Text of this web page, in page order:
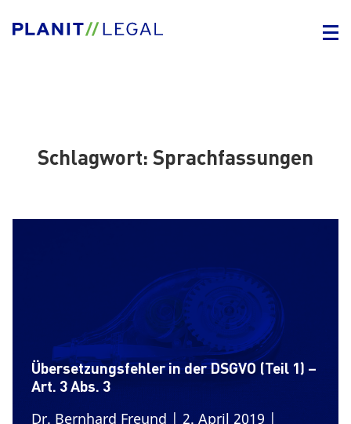
Schlagwort: Sprachfassungen
Übersetzungsfehler in der DSGVO (Teil 1) –
Art. 3 Abs. 3
Dr. Bernhard Freund | 2. April 2019 |